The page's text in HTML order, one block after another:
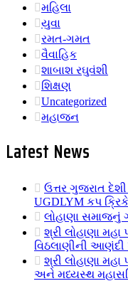
મહિલા
યુવા
રમત-ગમત
વૈવાહિક
શાબાશ રઘુવંશી
શિક્ષણ
Uncategorized
મહાજન
Latest News
ઉત્તર ગુજરાત
UGDLYM કપ
લોહાણા સમાજનું
શ્રી લોહાણા મહા
વિઠલાણીની
શ્રી લોહાણા મહા
અને મધ્યસ્થ